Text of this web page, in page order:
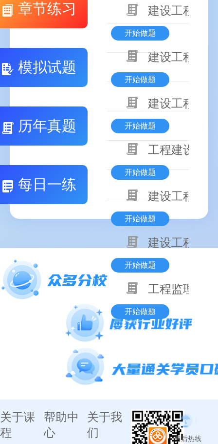
章节练习
模拟试题
历年真题
每日一练
建设工程合
开始做题
建设工程监
开始做题
建设工程勘
开始做题
工程建设程
开始做题
建设工程施
开始做题
建设工程监
开始做题
工程监理企
开始做题
关于课
程
帮助中
心
关于我
们
售后热线